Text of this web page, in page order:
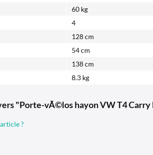
60 kg
4
128 cm
54 cm
138 cm
8.3 kg
"Porte-vÃ©los hayon VW T4 Carry
?